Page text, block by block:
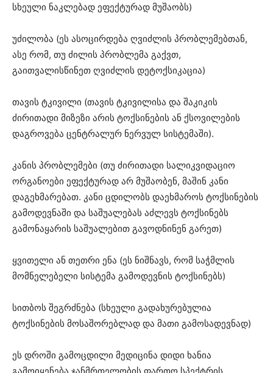
სხეული ნაკლებად ეფექტურად მუშაობს)
უძილობა (ეს ასოცირდება ღვიძლის პრობლემებთან,
ასე რომ, თუ ძილის პრობლემა გაქვთ,
გაითვალისწინეთ ღვიძლის დეტოქსიკაცია)
თავის ტკივილი (თავის ტკივილისა და შაკიკის
ძირითადი მიზეზი არის ტოქსინების ან ქსოვილების
დაგროვება ცენტრალურ ნერვულ სისტემაში).
კანის პრობლემები (თუ ძირითადი სალიკვიდაციო
ორგანოები ეფექტურად არ მუშაობენ, მაშინ კანი
დაგეხმარებათ. კანი ცდილობს დაეხმაროს ტოქსინების
გამოდევნაში და საშუალებას აძლევს ტოქსინებს
გამონაყარის საშუალებით გავოდნინენ გარეთ)
ყვითელი ან თეთრი ენა (ეს ნიშნავს, რომ საჭმლის
მომნელებელი სისტემა გამოდევნის ტოქსინებს)
სითბოს შეგრძნება (სხეული გადახურებულია
ტოქსინების მოსაშორებლად და მათი გამოსადევნად)
ეს დროში გამოცდილი მედიცინა დიდი ხანია
გამოიყენება ჯანმრთელობის ფართო სპექტრის